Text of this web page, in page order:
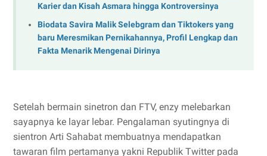
Karier dan Kisah Asmara hingga Kontroversinya
Biodata Savira Malik Selebgram dan Tiktokers yang
baru Meresmikan Pernikahannya, Profil Lengkap dan
Fakta Menarik Mengenai Dirinya
Setelah bermain sinetron dan FTV, enzy melebarkan
sayapnya ke layar lebar. Pengalaman syutingnya di
sientron Arti Sahabat membuatnya mendapatkan
tawaran film pertamanya yakni Republik Twitter pada